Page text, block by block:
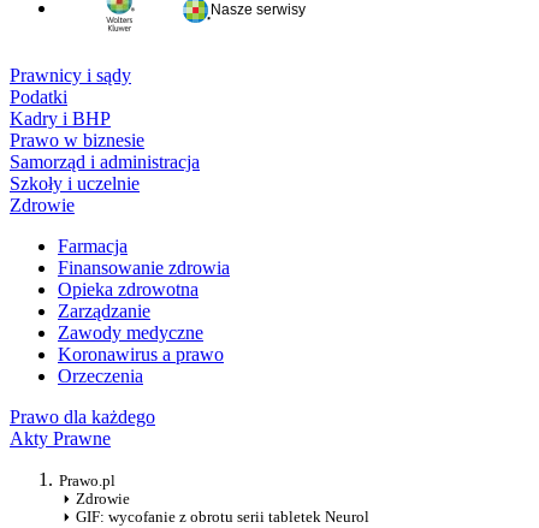
Nasze serwisy
Prawnicy i sądy
Podatki
Kadry i BHP
Prawo w biznesie
Samorząd i administracja
Szkoły i uczelnie
Zdrowie
Farmacja
Finansowanie zdrowia
Opieka zdrowotna
Zarządzanie
Zawody medyczne
Koronawirus a prawo
Orzeczenia
Prawo dla każdego
Akty Prawne
Prawo.pl
Zdrowie
GIF: wycofanie z obrotu serii tabletek Neurol